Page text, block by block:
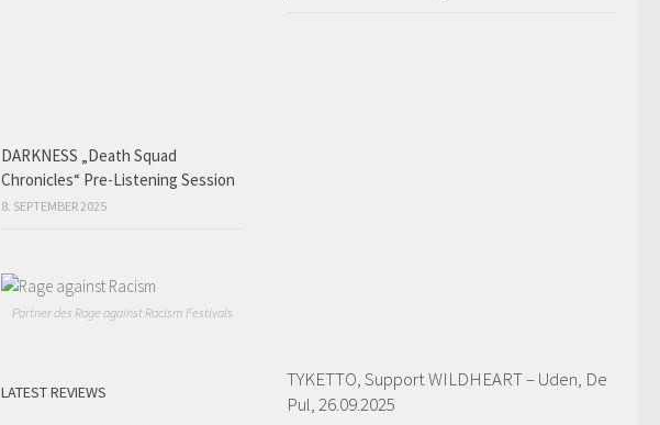
TYKETTO, Support WILDHEART – Uden, De
Pul, 26.09.2025
DARKNESS „Death Squad
Chronicles“ Pre-Listening Session
8. SEPTEMBER 2025
Partner des Rage against Racism Festivals
LATEST REVIEWS